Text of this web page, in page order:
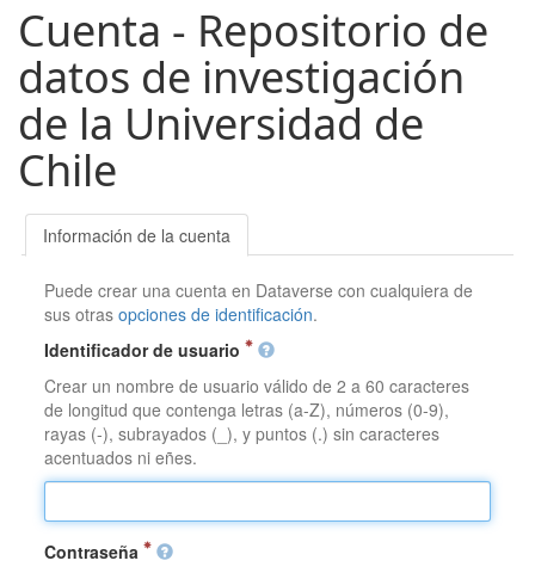
Cuenta - Repositorio de
datos de investigación
de la Universidad de
Chile
Información de la cuenta
Puede crear una cuenta en Dataverse con cualquiera de
sus otrasopciones de identificación.
Identificador de usuario
Crear un nombre de usuario válido de 2 a 60 caracteres
de longitud que contenga letras (a-Z), números (0-9),
rayas (-), subrayados (_), y puntos (.) sin caracteres
acentuados ni eñes.
Contraseña